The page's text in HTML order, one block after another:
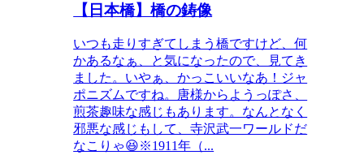
【日本橋】橋の鋳像
いつも走りすぎてしまう橋ですけど、何
かあるなぁ、と気になったので、見てき
ました。いやぁ、かっこいいなあ！ジャ
ポニズムですね。唐様からようっぽさ、
煎茶趣味な感じもあります。なんとなく
邪悪な感じもして、寺沢武一ワールドだ
なこりゃ😆※1911年（...